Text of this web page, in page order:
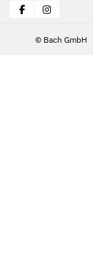
© Bach GmbH